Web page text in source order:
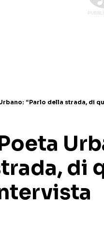
“Parlo della strada, di
di